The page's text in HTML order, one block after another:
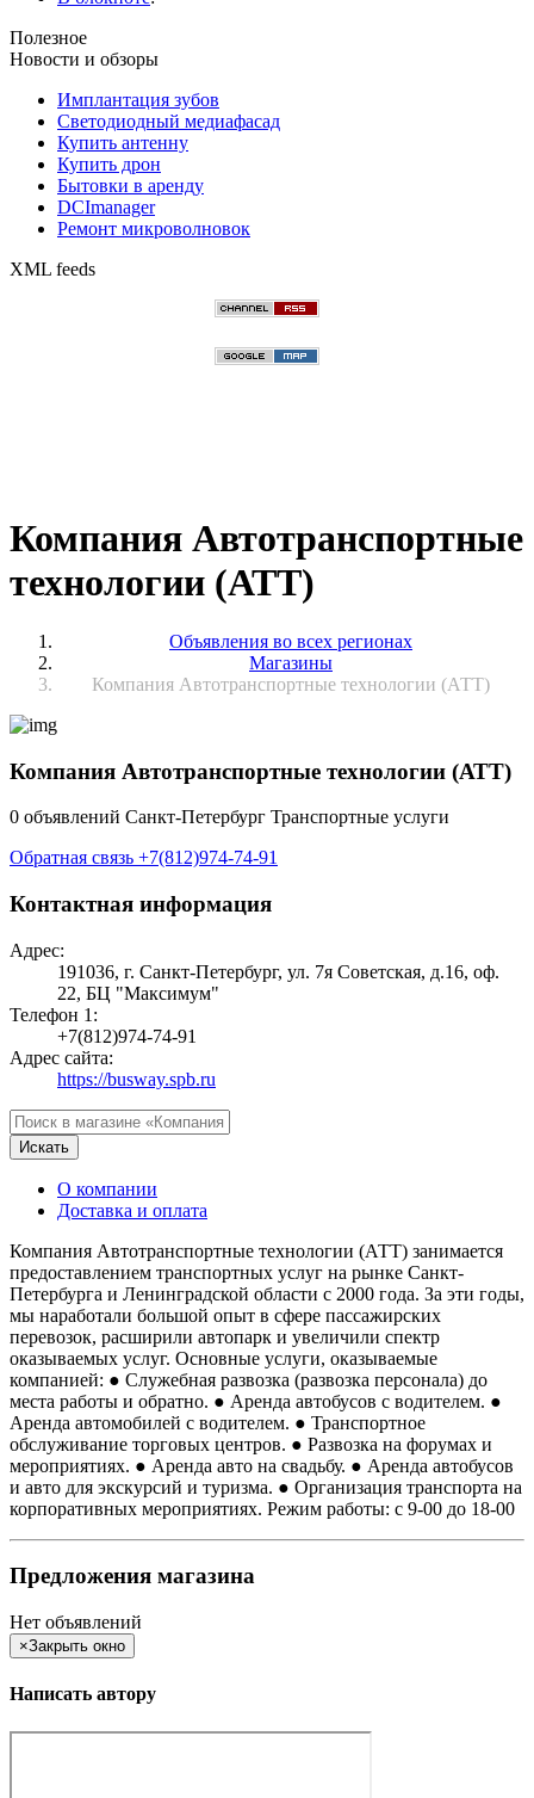
Полезное
Новости и обзоры
Имплантация зубов
Светодиодный медиафасад
Купить антенну
Купить дрон
Бытовки в аренду
DCImanager
Ремонт микроволновок
XML feeds
Компания Автотранспортные
технологии (АТТ)
Объявления во всех регионах
Магазины
Компания Автотранспортные технологии (АТТ)
Компания Автотранспортные технологии (АТТ)
0 объявлений Санкт-Петербург Транспортные услуги
Обратная связь +7(812)974-74-91
Контактная информация
Адрес:
191036, г. Санкт-Петербург, ул. 7я Советская, д.16, оф.
22, БЦ "Максимум"
Телефон 1:
+7(812)974-74-91
Адрес сайта:
https://busway.spb.ru
Искать
О компании
Доставка и оплата
Компания Автотранспортные технологии (АТТ) занимается
предоставлением транспортных услуг на рынке Санкт-
Петербурга и Ленинградской области с 2000 года. За эти годы,
мы наработали большой опыт в сфере пассажирских
перевозок, расширили автопарк и увеличили спектр
оказываемых услуг. Основные услуги, оказываемые
компанией: ● Служебная развозка (развозка персонала) до
места работы и обратно. ● Аренда автобусов с водителем. ●
Аренда автомобилей с водителем. ● Транспортное
обслуживание торговых центров. ● Развозка на форумах и
мероприятиях. ● Аренда авто на свадьбу. ● Аренда автобусов
и авто для экскурсий и туризма. ● Организация транспорта на
корпоративных мероприятиях. Режим работы: с 9-00 до 18-00
Предложения магазина
Нет объявлений
×Закрыть окно
Написать автору